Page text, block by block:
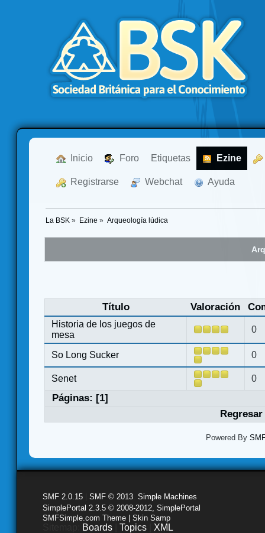
Inicio Foro Etiquetas Ezine
Registrarse Webchat Ayuda
La BSK » Ezine » Arqueología lúdica
Título Valoración
Historia de los juegos de
mesa
0
So Long Sucker 0
Senet 0
Páginas: [1]
Powered By
SMF 2.0.15 SMF © 2013 Simple Machines
SimplePortal 2.3.5 © 2008-2012, SimplePortal
SMFSimple.com Theme | Skin Samp
Boards Topics XML